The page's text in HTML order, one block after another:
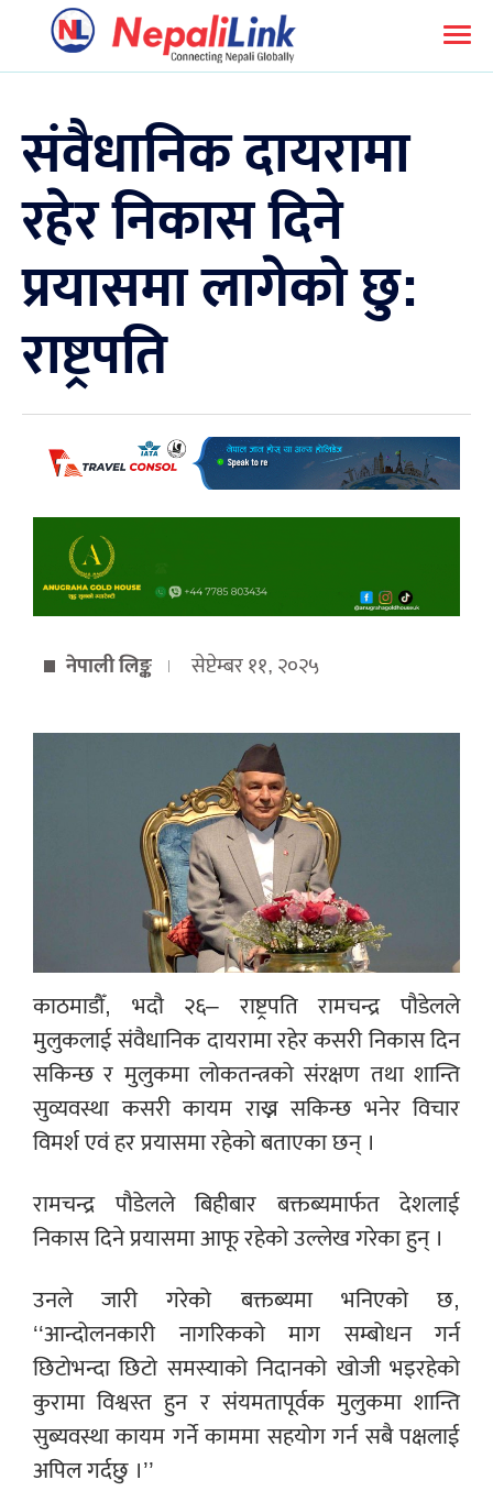
संवैधानिक दायरामा
रहेर निकास दिने
प्रयासमा लागेको छु:
राष्ट्रपति
नेपाली लिङ्क सेप्टेम्बर ११, २०२५
काठमाडौँ, भदौ २६– राष्ट्रपति रामचन्द्र पौडेलले
मुलुकलाई संवैधानिक दायरामा रहेर कसरी निकास दिन
सकिन्छ र मुलुकमा लोकतन्त्रको संरक्षण तथा शान्ति
सुव्यवस्था कसरी कायम राख्न सकिन्छ भनेर विचार
विमर्श एवं हर प्रयासमा रहेको बताएका छन् ।
रामचन्द्र पौडेलले बिहीबार बक्तब्यमार्फत देशलाई
निकास दिने प्रयासमा आफू रहेको उल्लेख गरेका हुन् ।
उनले जारी गरेको बक्तब्यमा भनिएको छ,
‘‘आन्दोलनकारी नागरिकको माग सम्बोधन गर्न
छिटोभन्दा छिटो समस्याको निदानको खोजी भइरहेको
कुरामा विश्वस्त हुन र संयमतापूर्वक मुलुकमा शान्ति
सुब्यवस्था कायम गर्ने काममा सहयोग गर्न सबै पक्षलाई
अपिल गर्दछु ।’’